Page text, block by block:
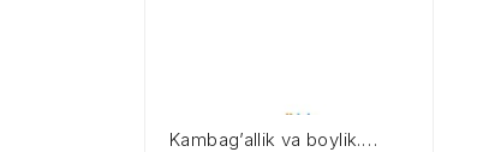
Kambag’allik va boylik.